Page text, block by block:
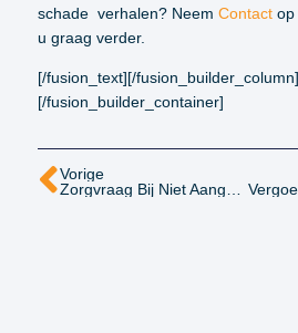
schade verhalen? Neem Contact op
u graag verder.
[/fusion_text][/
[/fusion_builder_container]
Vorige
Zorgvraag Bij Niet Aangeboren Hersenletsel